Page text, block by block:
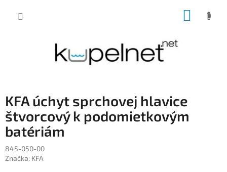
KFA úchyt sprchovej hlavice
štvorcový k podomietkovým
batériám
845-050-00
Značka: KFA